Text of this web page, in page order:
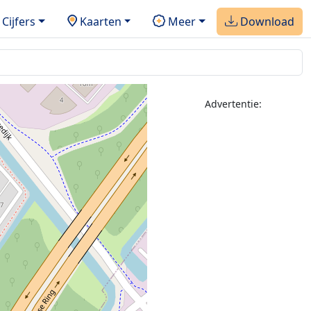
Cijfers Kaarten Meer Download
Advertentie: